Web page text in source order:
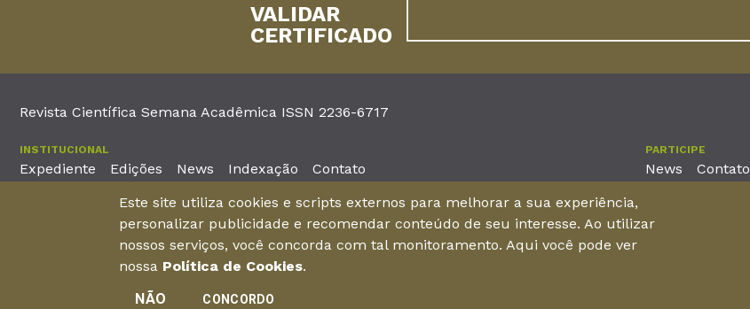
VALIDAR
CERTIFICADO
Revista Científica Semana Acadêmica ISSN 2236-6717
INSTITUCIONAL
Expediente Edições News Indexação Contato
PARTICIPE
News Contato
Unieducar Inteligência Educacional Ltda
CNPJ: 05.569.970/0001-26
Av. Desembargador Moreira, No. 2001 – 11º andar - Bairro Aldeota
Fortaleza – Ceará - Brasil - CEP 60170-001
Este site utiliza cookies e scripts externos para melhorar a sua experiência,
personalizar publicidade e recomendar conteúdo de seu interesse. Ao utilizar
nossos serviços, você concorda com tal monitoramento. Aqui você pode ver
nossa Política de Cookies.
NÃO
CONCORDO